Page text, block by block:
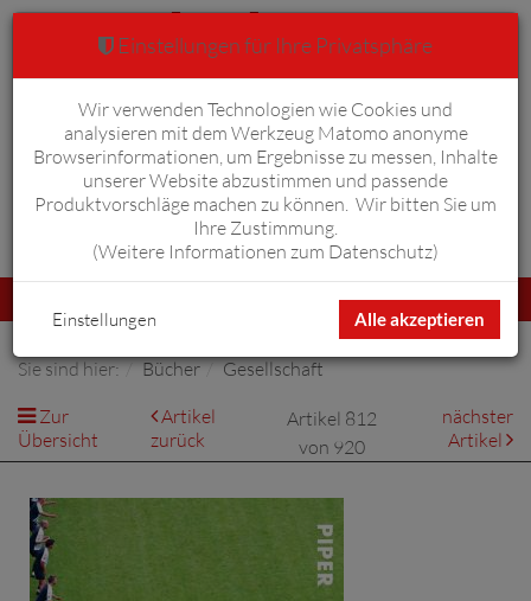
Anmelden Warenkorb 0
umschalten
Sie sind hier: Bücher
Gesellschaft
Zur
Übersicht
Artikel
zurück
Artikel 812
von 920
nächster
Artikel
Einstellungen für Ihre Privatsphäre
Wir verwenden Technologien wie Cookies und
analysieren mit dem Werkzeug Matomo anonyme
Browserinformationen, um Ergebnisse zu messen, Inhalte
unserer Website abzustimmen und passende
Produktvorschläge machen zu können. Wir bitten Sie um
Ihre Zustimmung.
(Weitere Informationen zum Datenschutz)
Alle akzeptieren
Einstellungen